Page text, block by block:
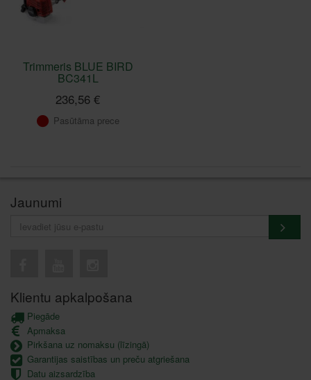
Trimmeris BLUE BIRD
BC341L
236,56 €
Pasūtāma prece
Jaunumi
Klientu apkalpošana
Piegāde
Apmaksa
Pirkšana uz nomaksu (līzingā)
Garantijas saistības un preču atgriešana
Datu aizsardzība